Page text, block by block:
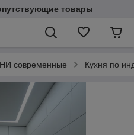
товары
современные Кухня по